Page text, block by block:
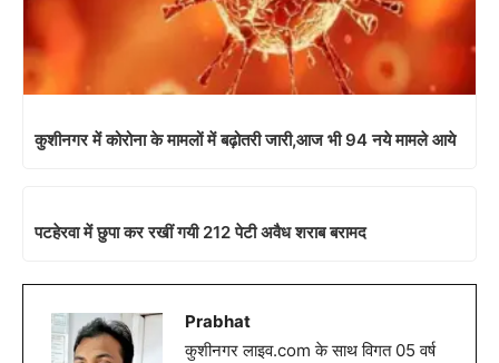
कुशीनगर में कोरोना के मामलों में बढ़ोतरी जारी,आज भी 94 नये मामले आये
पटहेरवा में छुपा कर रखीं गयी 212 पेटी अवैध शराब बरामद
Prabhat
कुशीनगर लाइव.com के साथ विगत 05 वर्ष